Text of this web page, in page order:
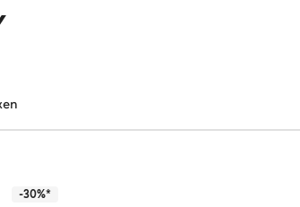
-30%*